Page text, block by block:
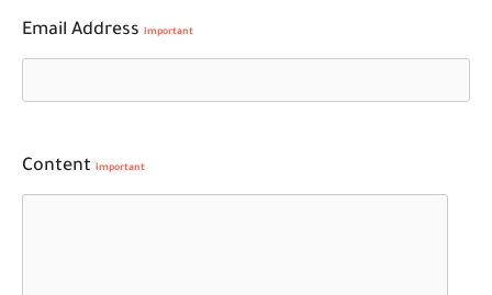
Email Address important
Content important